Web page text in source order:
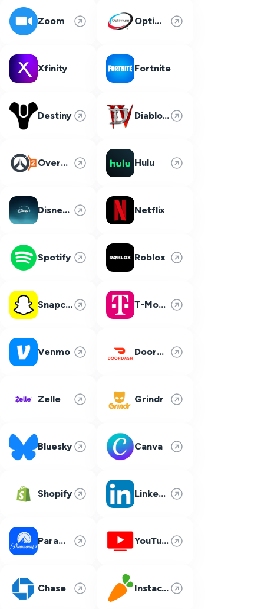
Zoom Optimum
Xfinity Fortnite
Destiny Diablo 4
Overwatch 2 Hulu
Disney Plus Netflix
Spotify Roblox
Snapchat T-Mobile
Venmo DoorDash
Zelle Grindr
Bluesky Canva
Shopify LinkedIn
Paramount Plus YouTube TV
Chase Instacart